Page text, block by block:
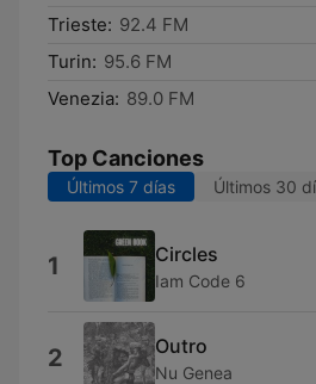
Trieste: 92.4 FM
Turin: 95.6 FM
Venezia: 89.0 FM
Top Canciones
Últimos 7 días Últimos 30
1 Circles
Iam Code 6
2 Outro
Nu Genea